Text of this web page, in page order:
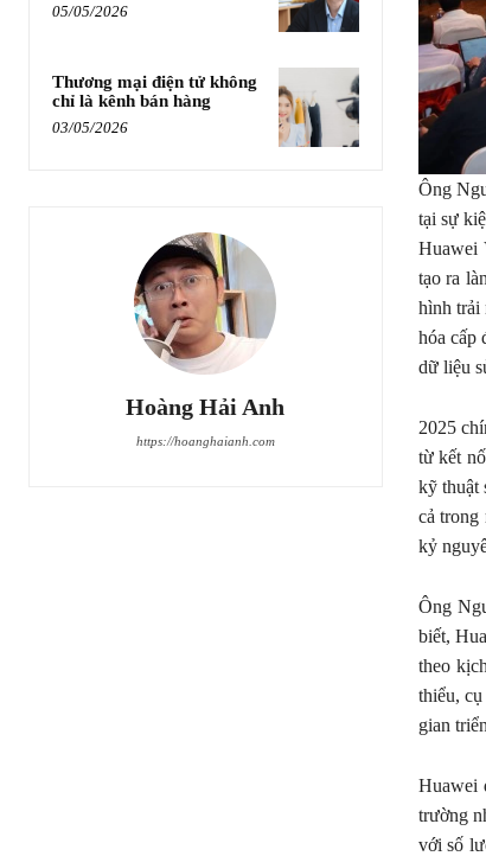
05/05/2026
Thương mại điện tử không
chỉ là kênh bán hàng
03/05/2026
Hoàng Hải Anh
https://hoanghaianh.com
Ông
tại sự
Huawei
tạo ra
hình trải
hóa cấp
dữ liệu
2025
từ kết
kỹ thuật
cả trong
kỷ
Ông
biết,
theo
thiểu,
gian
Huawei
trường
với số